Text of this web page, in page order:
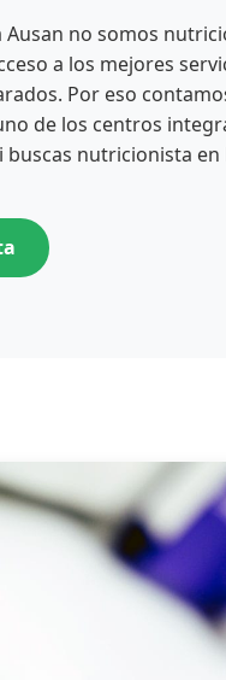
Ausan no somos
a los mejores
Por eso
de los centros
buscas nutricionista